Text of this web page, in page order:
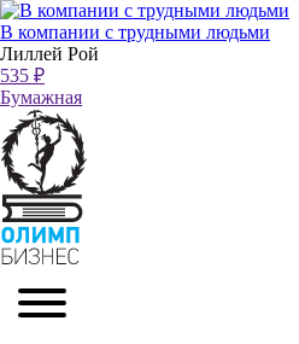
В компании с трудными людьми
Лиллей Рой
535 ₽
Бумажная